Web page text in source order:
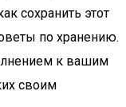
сохранить этот
по хранению.
к вашим
своим